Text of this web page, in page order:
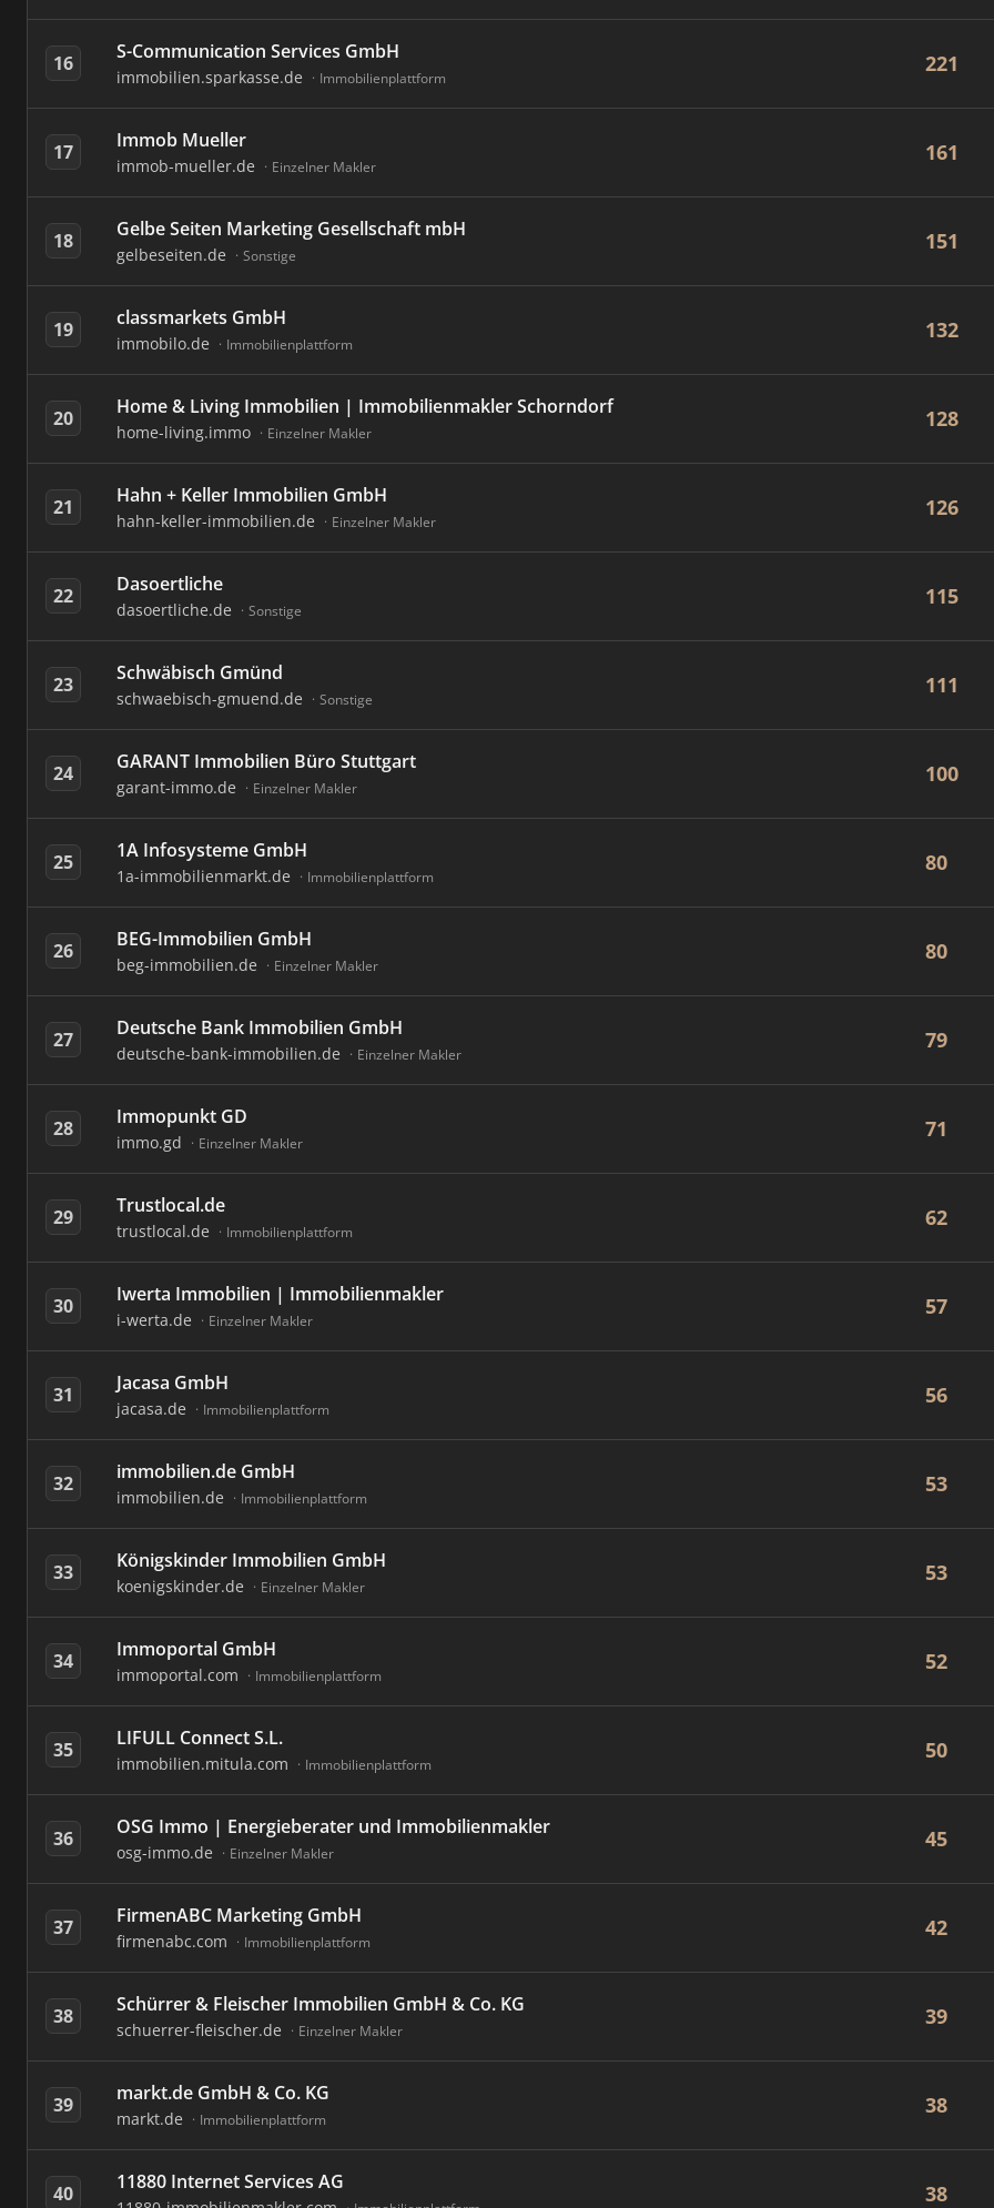
16 S-Communication Services GmbH
immobilien.sparkasse.de Immobilienplattform
221
17 Immob Mueller
immob-mueller.de Einzelner Makler
161
18 Gelbe Seiten Marketing Gesellschaft mbH
gelbeseiten.de Sonstige
151
19 classmarkets GmbH
immobilo.de Immobilienplattform
132
20 Home & Living Immobilien | Immobilienmakler Schorndorf
home-living.immo Einzelner Makler
128
21 Hahn + Keller Immobilien GmbH
hahn-keller-immobilien.de Einzelner Makler
126
22 Dasoertliche
dasoertliche.de Sonstige
115
23 Schwäbisch Gmünd
schwaebisch-gmuend.de Sonstige
111
24 GARANT Immobilien Büro Stuttgart
garant-immo.de Einzelner Makler
100
25 1A Infosysteme GmbH
1a-immobilienmarkt.de Immobilienplattform
80
26 BEG-Immobilien GmbH
beg-immobilien.de Einzelner Makler
80
27 Deutsche Bank Immobilien GmbH
deutsche-bank-immobilien.de Einzelner Makler
79
28 Immopunkt GD
immo.gd Einzelner Makler
71
29 Trustlocal.de
trustlocal.de Immobilienplattform
62
30 Iwerta Immobilien | Immobilienmakler
i-werta.de Einzelner Makler
57
31 Jacasa GmbH
jacasa.de Immobilienplattform
56
32 immobilien.de GmbH
immobilien.de Immobilienplattform
53
33 Königskinder Immobilien GmbH
koenigskinder.de Einzelner Makler
53
34 Immoportal GmbH
immoportal.com Immobilienplattform
52
35 LIFULL Connect S.L.
immobilien.mitula.com Immobilienplattform
50
36 OSG Immo | Energieberater und Immobilienmakler
osg-immo.de Einzelner Makler
45
37 FirmenABC Marketing GmbH
firmenabc.com Immobilienplattform
42
38 Schürrer & Fleischer Immobilien GmbH & Co. KG
schuerrer-fleischer.de Einzelner Makler
39
39 markt.de GmbH & Co. KG
markt.de Immobilienplattform
38
40 11880 Internet Services AG 38